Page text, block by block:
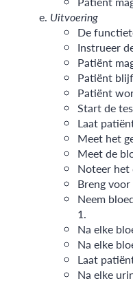
Uitvoering
De
Instrueer
Patiënt
Patiënt
Patiënt
Start de
Laat
Meet het
Meet de
Noteer het
Breng
Neem
1.
Na elke
Na elke
Laat
Na elke